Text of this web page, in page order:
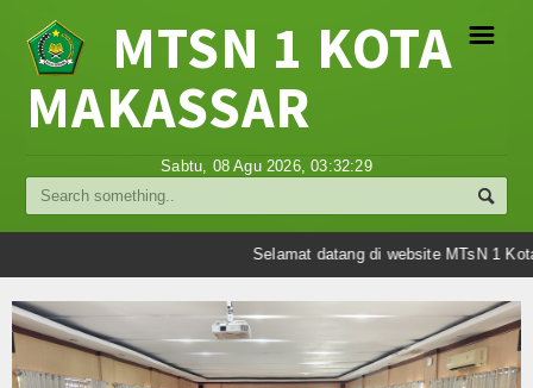
Struktur Organisasi
Visi Misi Madrasah
Tujuan Madrasah
☰
MTSN 1 KOTA
MAKASSAR
Sabtu, 08 Agu 2026,03:32:29
Selamat datang di website MTsN 1